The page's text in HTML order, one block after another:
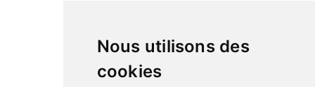
Nous utilisons des
cookies
10h à 13h et de 14h à 18h